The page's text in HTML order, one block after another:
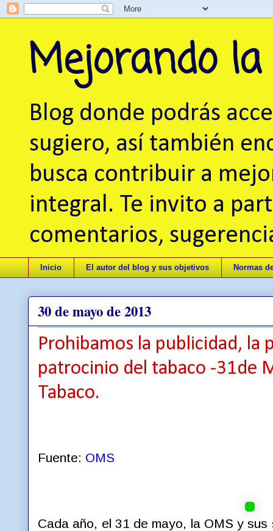
Mejorando
Blog donde podrás
sugiero, así también
busca contribuir a
integral. Te invito a
comentarios,
Inicio El autor del blog y sus objetivos Normas
30 de mayo de 2013
Prohibamos la publicidad, la
patrocinio del tabaco -31de
Tabaco.
Fuente: OMS
Cada año, el 31 de mayo, la OMS y sus